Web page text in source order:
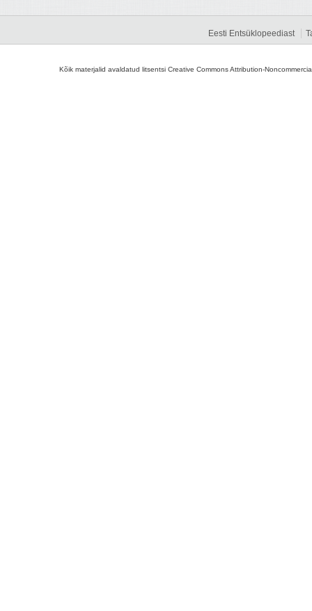
Eesti Entsüklopeediast
Kõik materjalid avaldatud litsentsi Creative Commons Attribution-